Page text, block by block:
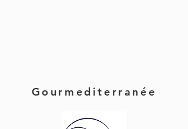
Gourmediterranée